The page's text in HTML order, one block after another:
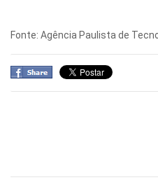
Fonte: Agência Paulista de